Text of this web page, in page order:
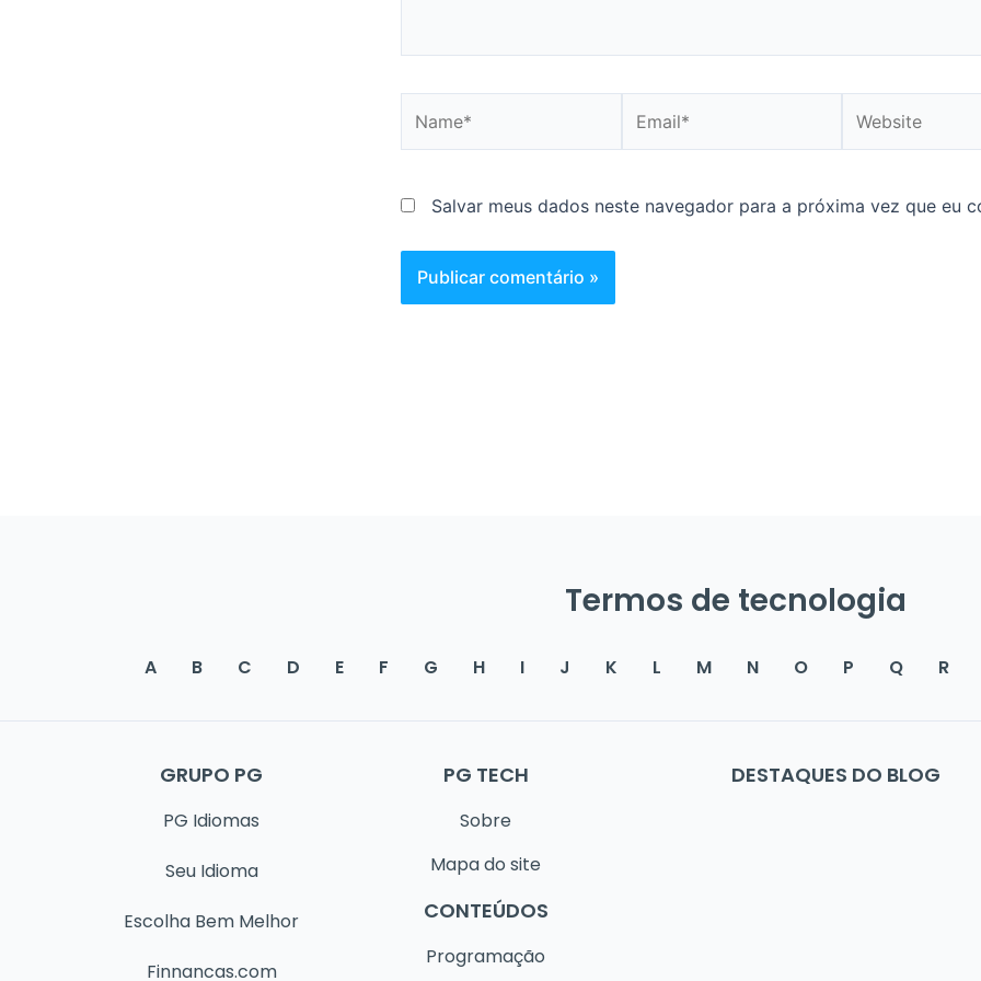
Salvar meus dados neste navegador para a próxima vez que eu
Termos de tecnologia
A B C D E F G H I J K L M N O P Q R
GRUPO PG
PG Idiomas
Seu Idioma
Escolha Bem Melhor
Finnancas.com
PG TECH
Sobre
Mapa do site
CONTEÚDOS
Programação
DESTAQUES DO BLOG